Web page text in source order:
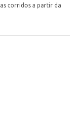
corridos a partir da